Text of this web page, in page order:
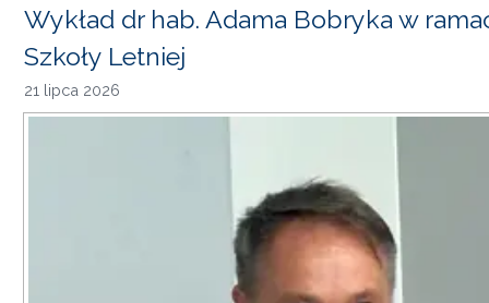
Wykład dr hab. Adama Bobryka w
Szkoły Letniej
21 lipca 2026